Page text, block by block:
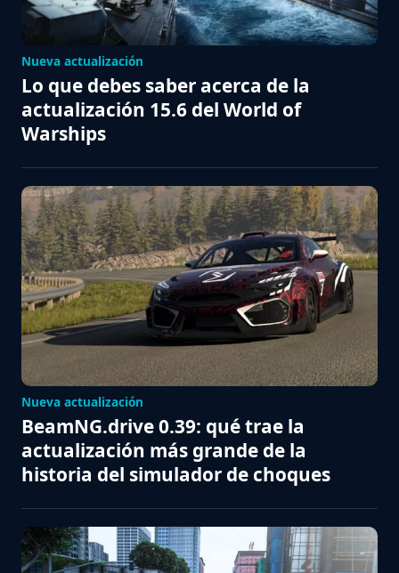
Nueva actualización
Lo que debes saber acerca de la
actualización 15.6 del World of
Warships
Nueva actualización
BeamNG.drive 0.39: qué trae la
actualización más grande de la
historia del simulador de choques